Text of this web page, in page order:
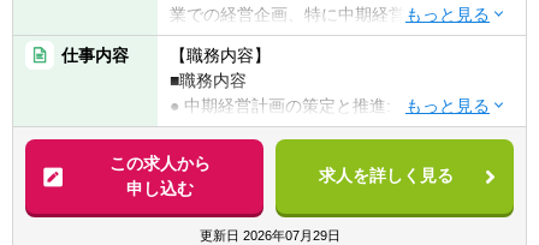
業での経営企画、特に中期経営計画や予算策
定の実務経験
・財務会計知識: 高度な会計・財務知識を有
し、P/L、B/S、C/Fを深く理解している方。
会計監査・コンサルティング等も含め、経
理部門との連携経験があれば尚可。
・プロセス構築・改善能力: 経営管理や業務
プロセスの設計・改善に関する実務経験、ま
たは強い意欲がある方。
・分析スキル: Excel(高度な関数、ピボットテ
仕事内容
【職務内容】
■職務内容
● 中期経営計画の策定と推進:
・全社レベルでの翌3年間の中期経営計画
策定プロセス全体を主導する。
・策定にあたり、各部門と連携し、中期経
営計画上の目標設定とアクションプランを構
築する。
この求人から
申し込む
求人を詳しく見る
更新日 2026年07月29日